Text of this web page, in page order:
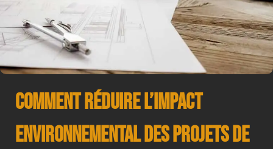
Comment Réduire l’Impact
Environnemental des Projets de